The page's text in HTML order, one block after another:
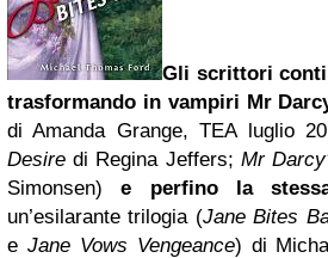
Gli scrittori
trasformando in vampiri Mr
di Amanda Grange, TEA luglio
Desire di Regina Jeffers; Mr
Simonsen) e perfino la
un’esilarante trilogia (Jane Bites
e Jane Vows Vengeance) di